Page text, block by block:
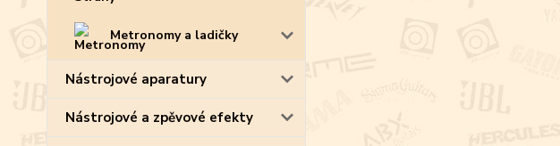
Metronomy a ladičky
Nástrojové aparatury
Nástrojové a zpěvové efekty